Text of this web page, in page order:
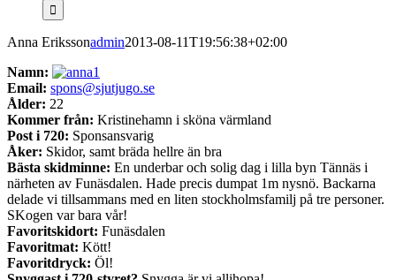
Anna Erikssonadmin2013-08-11T19:56:38+02:00
Namn:
Email: spons@sjutjugo.se
Ålder: 22
Kommer från: Kristinehamn i sköna värmland
Post i 720: Sponsansvarig
Åker: Skidor, samt bräda hellre än bra
Bästa skidminne: En underbar och solig dag i lilla byn Tännäs i
närheten av Funäsdalen. Hade precis dumpat 1m nysnö. Backarna
delade vi tillsammans med en liten stockholmsfamilj på tre personer.
SKogen var bara vår!
Favoritskidort: Funäsdalen
Favoritmat: Kött!
Favoritdryck: Öl!